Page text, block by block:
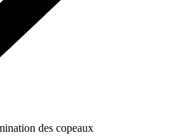
des copeaux